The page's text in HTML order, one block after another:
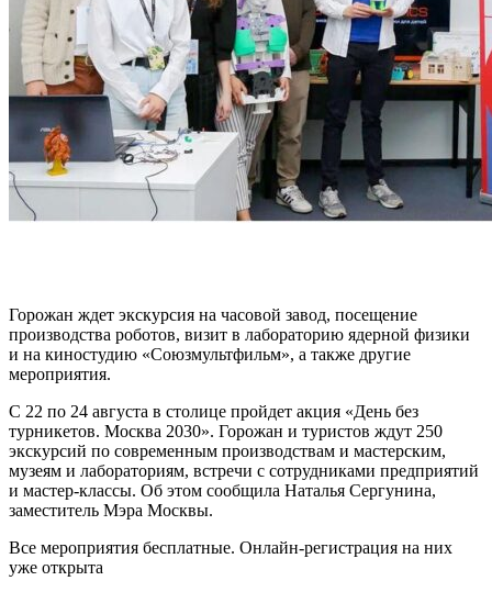
Горожан ждет экскурсия на часовой завод, посещение
производства роботов, визит в лабораторию ядерной физики
и на киностудию «Союзмультфильм», а также другие
мероприятия.
С 22 по 24 августа в столице пройдет акция «День без
турникетов. Москва 2030». Горожан и туристов ждут 250
экскурсий по современным производствам и мастерским,
музеям и лабораториям, встречи с сотрудниками предприятий
и мастер-классы. Об этом сообщила Наталья Сергунина,
заместитель Мэра Москвы.
Все мероприятия бесплатные. Онлайн-регистрация на них
уже открыта